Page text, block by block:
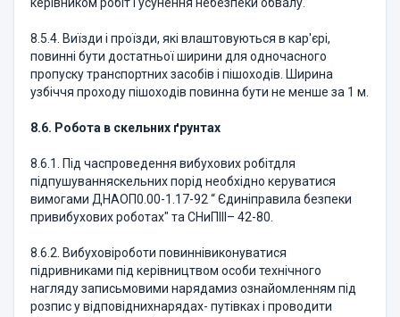
8.5.4. Виїзди і проїзди, які влаштовуються в кар'єрі,
повинні бути достатньої ширини для одночасного
пропуску транспортних засобів і пішоходів. Ширина
узбіччя проходу пішоходів повинна бути не менше за 1 м.
8.6. Робота в скельних ґрунтах
8.6.1. Під часпроведення вибухових робітдля
підпушуванняскельних порід необхідно керуватися
вимогами ДНАОП0.00-1.17-92 “ Єдиніправила безпеки
привибухових роботах" та СНиПIII– 42-80.
8.6.2. Вибуховіроботи повиннівиконуватися
підривниками під керівництвом особи технічного
нагляду записьмовими нарядамиз ознайомленням під
розпис у відповіднихнарядах- путівках і проводити